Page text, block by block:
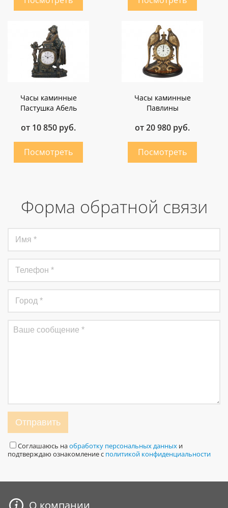
Часы каминные
Пастушка Абель
от 10 850 руб.
Часы каминные
Павлины
от 20 980 руб.
Форма обратной связи
Отправить
Соглашаюсь наобработку персональных данных и
подтверждаю ознакомление с политикой конфиденциальности